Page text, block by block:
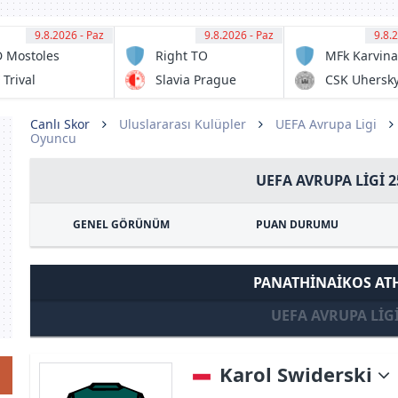
11:00
9.8.2026 - Paz
Mostoles
Trival
11:00
9.8.2026 - Paz
Right TO
Dream
Slavia Prague
MFk Karvina
B
CSK
Canlı Skor Uluslararası Kulüpler UEFA Avrupa Ligi
Oyuncu
UEFA AVRUPA LIGI
GENEL GÖRÜNÜM PUAN DURUMU
PANATHINAIKOS
UEFA AVRUPA
Karol Swiderski